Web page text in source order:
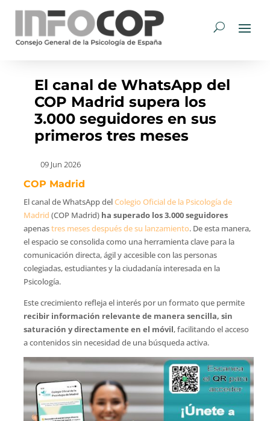
El canal de WhatsApp del
COP Madrid supera los
3.000 seguidores en sus
primeros tres meses
09 Jun 2026
COP Madrid
El canal de WhatsApp delColegio Oficial de la Psicología de
Madrid (COP Madrid) ha superado los 3.000 seguidores
apenastres meses después de su lanzamiento. De esta manera,
el espacio se consolida como una herramienta clave para la
comunicación directa, ágil y accesible con las personas
colegiadas, estudiantes y la ciudadanía interesada en la
Psicología.
Este crecimiento refleja el interés por un formato que permite
recibir información relevante de manera sencilla, sin
saturación y directamente en el móvil, facilitando el acceso
a contenidos sin necesidad de una búsqueda activa.